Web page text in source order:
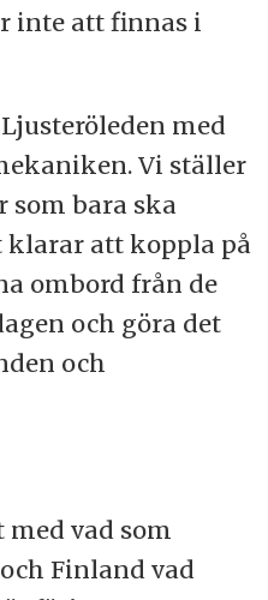
inte att finnas i
med
Vi ställer
bara ska
att koppla på
ombord från de
och göra det
och
vad som
Finland vad